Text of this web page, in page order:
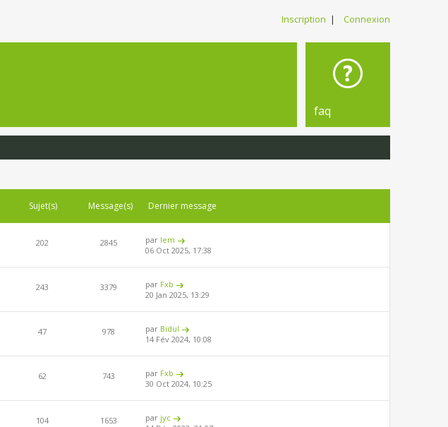
Inscription | Connexion
faq
Sujet(s) Message(s) Dernier message
202 2845 par lem
06 Oct 2025, 17:38
243 3379 par Fxb
20 Jan 2025, 13:29
47 978 par Bidul
14 Fév 2024, 10:08
62 743 par Fxb
30 Oct 2024, 10:25
104 1653 par jyc